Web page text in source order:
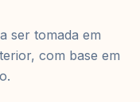
ser tomada em
com base em